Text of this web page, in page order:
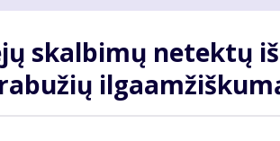
skalbimų netektų